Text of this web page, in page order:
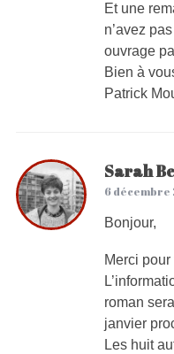
Et une
n’avez
ouvrage
Bien à
Patrick
Sarah
6 décembre
Bonjour,
Merci
roman
janvier
Les huit